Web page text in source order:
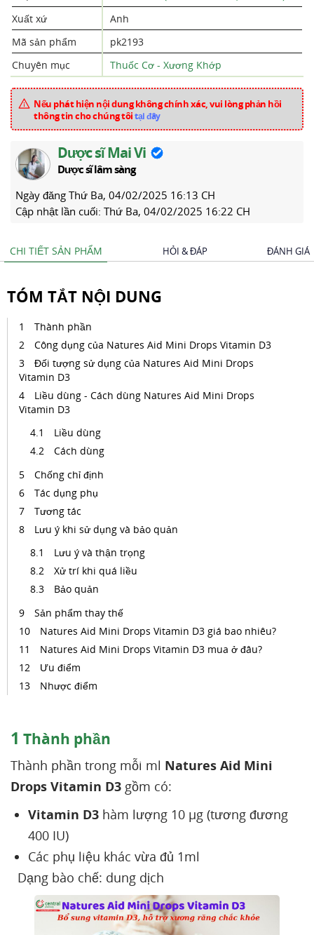
Xuất xứ
Anh
Mã sản phẩm
pk2193
Chuyên mục
Thuốc Cơ - Xương Khớp
Nếu phát hiện nội dung không chính xác, vui lòng phản hồi
thông tin cho chúng tôitại đây
Dược sĩ Mai Vi
Dược sĩ lâm sàng
Ngày đăng Thứ Ba, 04/02/2025 16:13 CH
Cập nhật lần cuối: Thứ Ba, 04/02/2025 16:22 CH
CHI TIẾT SẢN PHẨM HỎI & ĐÁP ĐÁNH GIÁ
TÓM TẮT NỘI DUNG
Thành phần
Công dụng của Natures Aid Mini Drops Vitamin D3
Đối tượng sử dụng của Natures Aid Mini Drops
Vitamin D3
Liều dùng - Cách dùng Natures Aid Mini Drops
Vitamin D3
Liều dùng
Cách dùng
Chống chỉ định
Tác dụng phụ
Tương tác
Lưu ý khi sử dụng và bảo quản
Lưu ý và thận trọng
Xử trí khi quá liều
Bảo quản
Sản phẩm thay thế
Natures Aid Mini Drops Vitamin D3 giá bao nhiêu?
Natures Aid Mini Drops Vitamin D3 mua ở đâu?
Ưu điểm
Nhược điểm
1 Thành phần
Thành phần trong mỗi ml Natures Aid Mini
Drops Vitamin D3 gồm có:
Vitamin D3 hàm lượng 10 µg (tương đương
400 IU)
Các phụ liệu khác vừa đủ 1ml
Dạng bào chế: dung dịch